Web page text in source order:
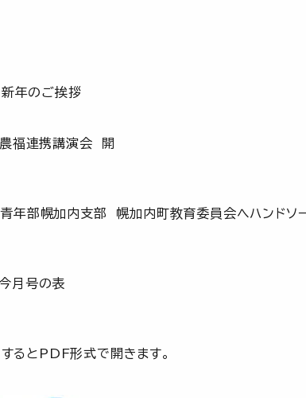
ージ 新年
携講演会 開
加内支部 幌加内町教育委員会へハンドソ
号の表
るとPDF形式で開きます。